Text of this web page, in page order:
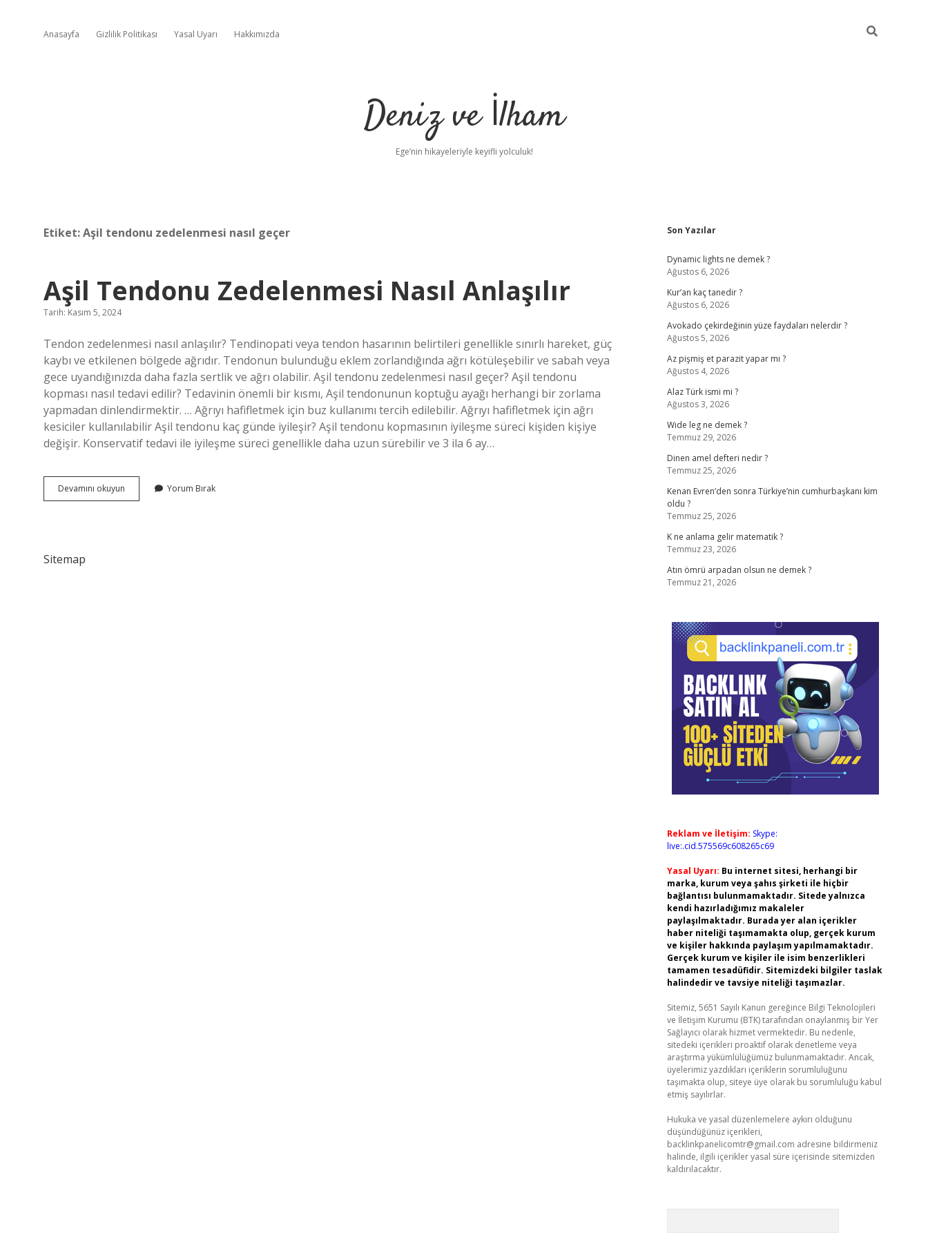
Anasayfa Gizlilik Politikası Yasal Uyarı Hakkımızda
Deniz ve İlham
Ege’nin hikayeleriyle keyifli yolculuk!
Etiket:Aşil tendonu zedelenmesi nasıl geçer
Aşil Tendonu Zedelenmesi Nasıl Anlaşılır
Tarih: Kasım 5, 2024
Tendon zedelenmesi nasıl anlaşılır? Tendinopati veya tendon hasarının belirtileri genellikle sınırlı hareket, güç
kaybı ve etkilenen bölgede ağrıdır. Tendonun bulunduğu eklem zorlandığında ağrı kötüleşebilir ve sabah veya
gece uyandığınızda daha fazla sertlik ve ağrı olabilir. Aşil tendonu zedelenmesi nasıl geçer? Aşil tendonu
kopması nasıl tedavi edilir? Tedavinin önemli bir kısmı, Aşil tendonunun koptuğu ayağı herhangi bir zorlama
yapmadan dinlendirmektir. … Ağrıyı hafifletmek için buz kullanımı tercih edilebilir. Ağrıyı hafifletmek için ağrı
kesiciler kullanılabilir Aşil tendonu kaç günde iyileşir? Aşil tendonu kopmasının iyileşme süreci kişiden kişiye
değişir. Konservatif tedavi ile iyileşme süreci genellikle daha uzun sürebilir ve 3 ila 6 ay…
Devamını okuyun
Tendonu
Yorum Bırak
Sitemap
Sidebar
Son Yazılar
Dynamic lights ne demek ?
Ağustos 6, 2026
Kur’an kaç tanedir ?
Ağustos 6, 2026
Avokado çekirdeğinin yüze faydaları nelerdir ?
Ağustos 5, 2026
Az pişmiş et parazit yapar mı ?
Ağustos 4, 2026
Alaz Türk ismi mi ?
Ağustos 3, 2026
Wıde leg ne demek ?
Temmuz 29, 2026
Dinen amel defteri nedir ?
Temmuz 25, 2026
Kenan Evren’den sonra Türkiye’nin cumhurbaşkanı kim
oldu ?
Temmuz 25, 2026
K ne anlama gelir matematik ?
Temmuz 23, 2026
Atın ömrü arpadan olsun ne demek ?
Temmuz 21, 2026
Reklam ve İletişim: Skype:
live:.cid.575569c608265c69
Yasal Uyarı: Bu internet sitesi, herhangi bir
marka, kurum veya şahıs şirketi ile hiçbir
bağlantısı bulunmamaktadır. Sitede yalnızca
kendi hazırladığımız makaleler
paylaşılmaktadır. Burada yer alan içerikler
haber niteliği taşımamakta olup, gerçek kurum
ve kişiler hakkında paylaşım yapılmamaktadır.
Gerçek kurum ve kişiler ile isim benzerlikleri
tamamen tesadüfidir. Sitemizdeki bilgiler taslak
halindedir ve tavsiye niteliği taşımazlar.
Sitemiz, 5651 Sayılı Kanun gereğince Bilgi Teknolojileri
ve İletişim Kurumu (BTK) tarafından onaylanmış bir Yer
Sağlayıcı olarak hizmet vermektedir. Bu nedenle,
sitedeki içerikleri proaktif olarak denetleme veya
araştırma yükümlülüğümüz bulunmamaktadır. Ancak,
üyelerimiz yazdıkları içeriklerin sorumluluğunu
taşımakta olup, siteye üye olarak bu sorumluluğu kabul
etmiş sayılırlar.
Hukuka ve yasal düzenlemelere aykırı olduğunu
düşündüğünüz içerikleri,
backlinkpanelicomtr@gmail.com adresine bildirmeniz
halinde, ilgili içerikler yasal süre içerisinde sitemizden
kaldırılacaktır.